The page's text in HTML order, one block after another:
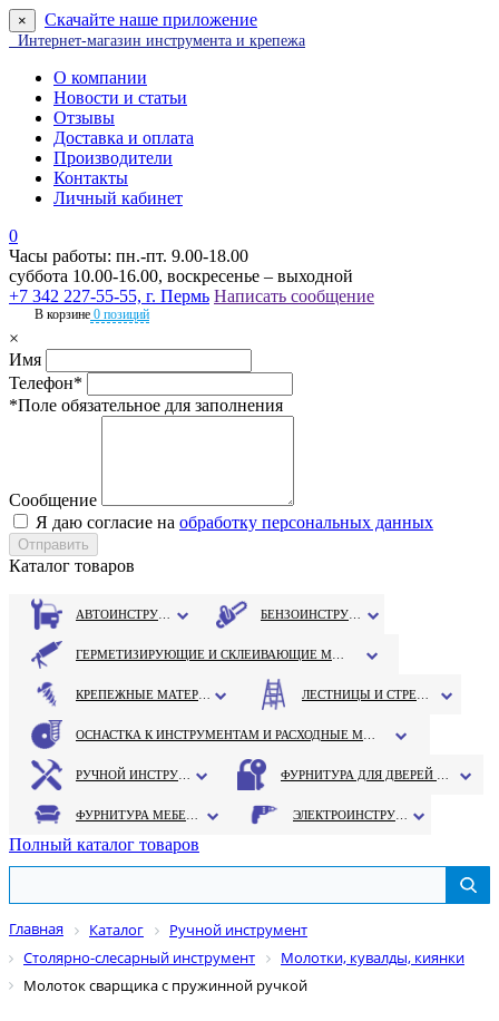
× Скачайте наше приложение
Интернет-магазин инструмента и крепежа
О компании
Новости и статьи
Отзывы
Доставка и оплата
Производители
Контакты
Личный кабинет
0
Часы работы: пн.-пт. 9.00-18.00
суббота 10.00-16.00, воскресенье – выходной
+7 342 227-55-55, г. Пермь Написать сообщение
В корзине 0 позиций
×
Имя
Телефон*
*Поле обязательное для заполнения
Сообщение
Я даю согласие на обработку персональных данных
Каталог товаров
Полный каталог товаров
Главная Каталог
Ручной инструмент
Столярно-слесарный инструмент
Молотки, кувалды, киянки
Молоток сварщика с пружинной ручкой